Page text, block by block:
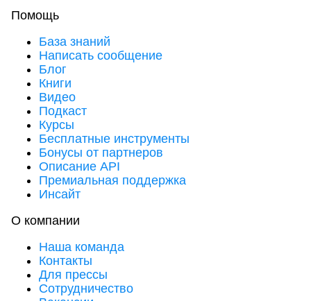
Помощь
База знаний
Написать сообщение
Блог
Книги
Видео
Подкаст
Курсы
Бесплатные инструменты
Бонусы от партнеров
Описание API
Премиальная поддержка
Инсайт
О компании
Наша команда
Контакты
Для прессы
Сотрудничество